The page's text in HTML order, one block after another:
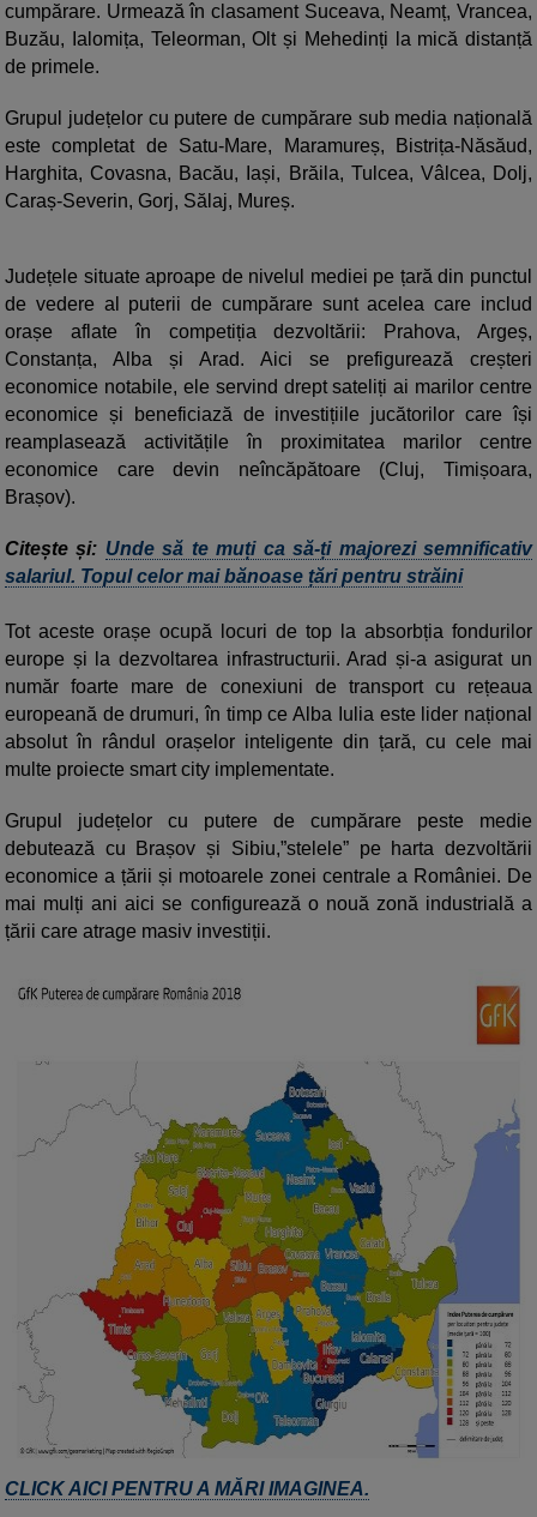
cumpărare. Urmează în clasament Suceava, Neamț, Vrancea,
Buzău, Ialomița, Teleorman, Olt și Mehedinți la mică distanță
de primele.
Grupul județelor cu putere de cumpărare sub media națională
este completat de Satu-Mare, Maramureș, Bistrița-Năsăud,
Harghita, Covasna, Bacău, Iași, Brăila, Tulcea, Vâlcea, Dolj,
Caraș-Severin, Gorj, Sălaj, Mureș.
Județele situate aproape de nivelul mediei pe țară din punctul
de vedere al puterii de cumpărare sunt acelea care includ
orașe aflate în competiția dezvoltării: Prahova, Argeș,
Constanța, Alba și Arad. Aici se prefigurează creșteri
economice notabile, ele servind drept sateliți ai marilor centre
economice și beneficiază de investițiile jucătorilor care își
reamplasează activitățile în proximitatea marilor centre
economice care devin neîncăpătoare (Cluj, Timișoara,
Brașov).
Citește și: Unde să te muți ca să-ți majorezi semnificativ
salariul. Topul celor mai bănoase țări pentru străini
Tot aceste orașe ocupă locuri de top la absorbția fondurilor
europe și la dezvoltarea infrastructurii. Arad și-a asigurat un
număr foarte mare de conexiuni de transport cu rețeaua
europeană de drumuri, în timp ce Alba Iulia este lider național
absolut în rândul orașelor inteligente din țară, cu cele mai
multe proiecte smart city implementate.
Grupul județelor cu putere de cumpărare peste medie
debutează cu Brașov și Sibiu,”stelele” pe harta dezvoltării
economice a țării și motoarele zonei centrale a României. De
mai mulți ani aici se configurează o nouă zonă industrială a
țării care atrage masiv investiții.
CLICK AICI PENTRU A MĂRI IMAGINEA.